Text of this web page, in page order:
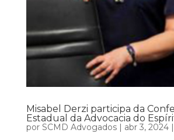
Misabel Derzi participa da
Estadual da Advocacia do
por SCMD Advogados| abr 3, 2024|